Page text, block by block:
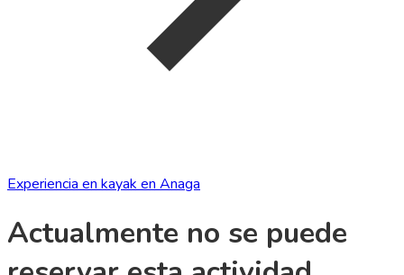
Experiencia en kayak en Anaga
Actualmente no se puede